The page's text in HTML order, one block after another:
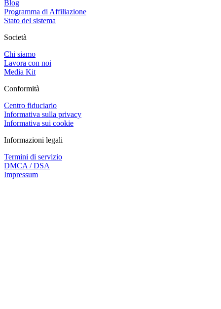
Blog
Programma di Affiliazione
Stato del sistema
Società
Chi siamo
Lavora con noi
Media Kit
Conformità
Centro fiduciario
Informativa sulla privacy
Informativa sui cookie
Informazioni legali
Termini di servizio
DMCA / DSA
Impressum